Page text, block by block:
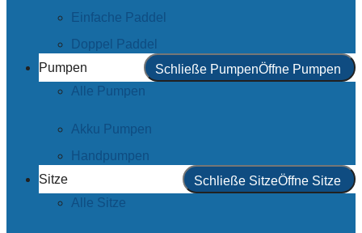
Einfache Paddel
Doppel Paddel
Pumpen
Schließe PumpenÖffne Pumpen
Alle Pumpen
Akku Pumpen
Handpumpen
Sitze
Schließe SitzeÖffne Sitze
Alle Sitze